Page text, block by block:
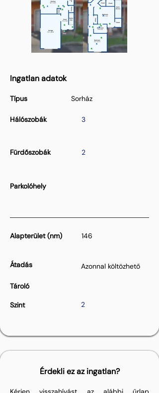
Ingatlan adatok
Típus
Hálószobák
Sorház
3
Fürdőszobák 2
Parkolóhely
Alapterület (nm) 146
Átadás Azonnal költözhető
Tároló
Szint 2
Érdekli ez az ingatlan?